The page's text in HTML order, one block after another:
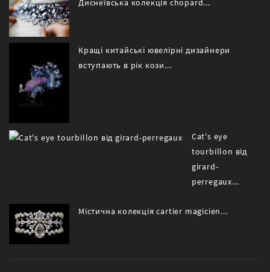
Диснеївська колекція chopard...
Кращі китайські ювелірні дизайнери
вступають в рік кози...
Cat's eye
tourbillon від
girard-
perregaux...
Містична колекція cartier magicien...